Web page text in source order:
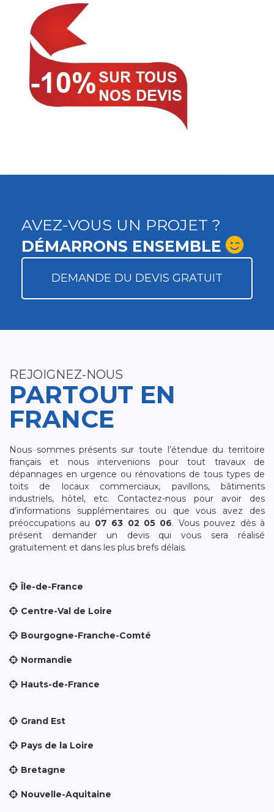
AVEZ-VOUS UN PROJET ?
DÉMARRONS ENSEMBLE
DEMANDE DU DEVIS GRATUIT
REJOIGNEZ-NOUS
PARTOUT EN
FRANCE
Nous sommes présents sur toute l’étendue du territoire
français et nous intervenions pour tout travaux de
dépannages en urgence ou rénovations de tous types de
toits de locaux commerciaux, pavillons, bâtiments
industriels, hôtel, etc. Contactez-nous pour avoir des
d’informations supplémentaires ou que vous avez des
préoccupations au 07 63 02 05 06. Vous pouvez dès à
présent demander un devis qui vous sera réalisé
gratuitement et dans les plus brefs délais.
Île-de-France
Centre-Val de Loire
Bourgogne-Franche-Comté
Normandie
Hauts-de-France
Grand Est
Pays de la Loire
Bretagne
Nouvelle-Aquitaine